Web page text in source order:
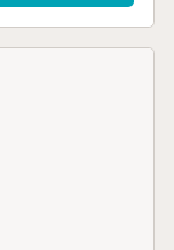
casa rural